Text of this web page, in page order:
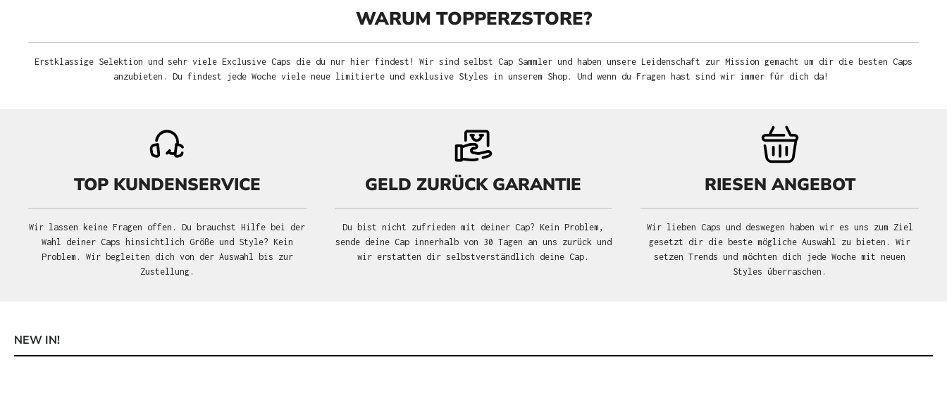
WARUM TOPPERZSTORE?
Erstklassige Selektion und sehr viele Exclusive Caps die du nur hier findest! Wir sind selbst Cap Sammler und haben unsere Leidenschaft zur Mission gemacht um dir die besten Caps
anzubieten. Du findest jede Woche viele neue limitierte und exklusive Styles in unserem Shop. Und wenn du Fragen hast sind wir immer für dich da!
TOP KUNDENSERVICE
Wir lassen keine Fragen offen. Du brauchst Hilfe bei der
Wahl deiner Caps hinsichtlich Größe und Style? Kein
Problem. Wir begleiten dich von der Auswahl bis zur
Zustellung.
GELD ZURÜCK GARANTIE
Du bist nicht zufrieden mit deiner Cap? Kein Problem,
sende deine Cap innerhalb von 30 Tagen an uns zurück und
wir erstatten dir selbstverständlich deine Cap.
RIESEN ANGEBOT
Wir lieben Caps und deswegen haben wir es uns zum Ziel
gesetzt dir die beste mögliche Auswahl zu bieten. Wir
setzen Trends und möchten dich jede Woche mit neuen
Styles überraschen.
NEW IN!